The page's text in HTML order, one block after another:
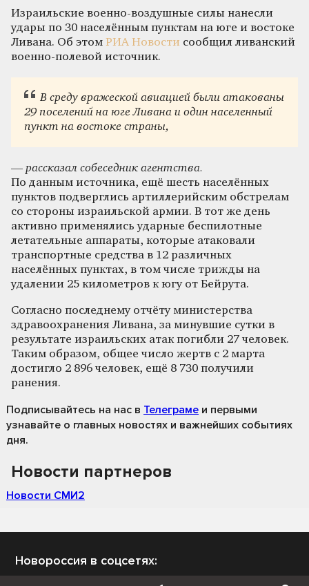
Израильские военно-воздушные силы нанесли
удары по 30 населённым пунктам на юге и востоке
Ливана. Об этом РИА Новости сообщил ливанский
военно-полевой источник.
В среду вражеской авиацией были атакованы
29 поселений на юге Ливана и один населенный
пункт на востоке страны,
— рассказал собеседник агентства.
По данным источника, ещё шесть населённых
пунктов подверглись артиллерийским обстрелам
со стороны израильской армии. В тот же день
активно применялись ударные беспилотные
летательные аппараты, которые атаковали
транспортные средства в 12 различных
населённых пунктах, в том числе трижды на
удалении 25 километров к югу от Бейрута.
Согласно последнему отчёту министерства
здравоохранения Ливана, за минувшие сутки в
результате израильских атак погибли 27 человек.
Таким образом, общее число жертв с 2 марта
достигло 2 896 человек, ещё 8 730 получили
ранения.
Подписывайтесь на нас в Телеграме и первыми
узнавайте о главных новостях и важнейших событиях
дня.
Новости партнеров
Новости СМИ2
Новороссия в соцсетях: